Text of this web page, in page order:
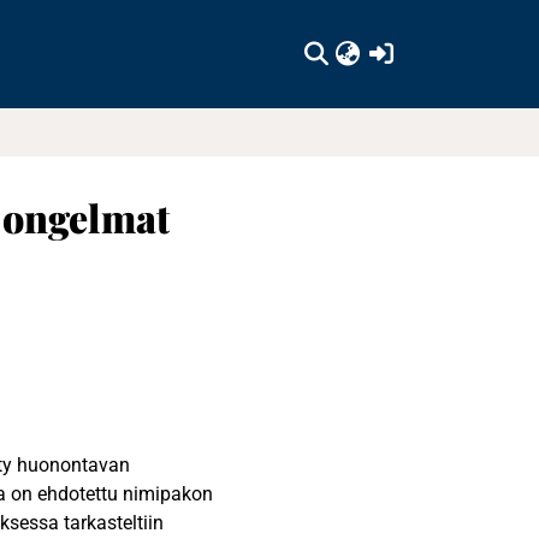
huonontavan
on ehdotettu nimipakon
tarkasteltiin